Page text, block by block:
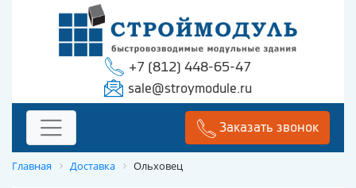
+7 (812) 448-65-47
sale@stroymodule.ru
Заказать звонок
Главная Доставка Ольховец